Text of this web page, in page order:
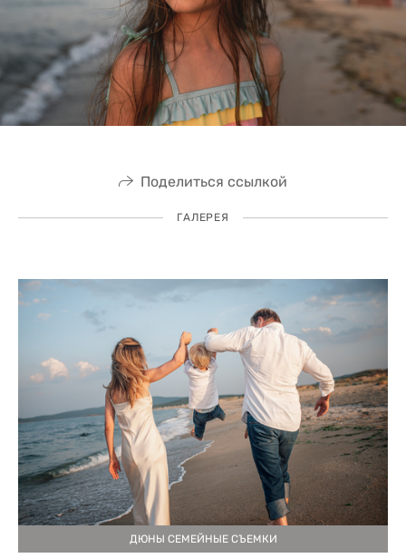
Поделиться ссылкой
ГАЛЕРЕЯ
ДЮНЫ СЕМЕЙНЫЕ СЪЕМКИ